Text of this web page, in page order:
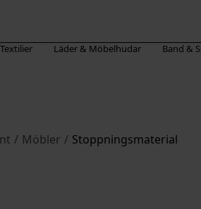
Textilier Läder & Möbelhudar Band &
/ Möbler / Stoppningsmaterial